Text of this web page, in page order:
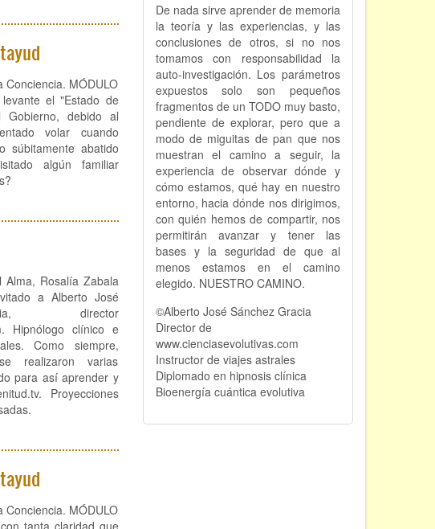
Conciencia. MÓDULO
el "Estado de
debido al
volar cuando
súbitamente abatido
algún familiar
Rosalía Zabala
a Alberto José
director
Hipnólogo clínico e
Como siempre,
realizaron varias
para así aprender y
Proyecciones
Conciencia. MÓDULO
De nada sirve aprender de memoria
la teoría y las experiencias, y las
conclusiones de otros, si no nos
tomamos con responsabilidad la
auto-investigación. Los parámetros
expuestos solo son pequeños
fragmentos de un TODO muy basto,
pendiente de explorar, pero que a
modo de miguitas de pan que nos
muestran el camino a seguir, la
experiencia de observar dónde y
cómo estamos, qué hay en nuestro
entorno, hacia dónde nos dirigimos,
con quién hemos de compartir, nos
permitirán avanzar y tener las
bases y la seguridad de que al
menos estamos en el camino
elegido. NUESTRO CAMINO.
©Alberto José Sánchez Gracia
Director de
www.cienciasevolutivas.com
Instructor de viajes astrales
Diplomado en hipnosis clínica
Bioenergía cuántica evolutiva